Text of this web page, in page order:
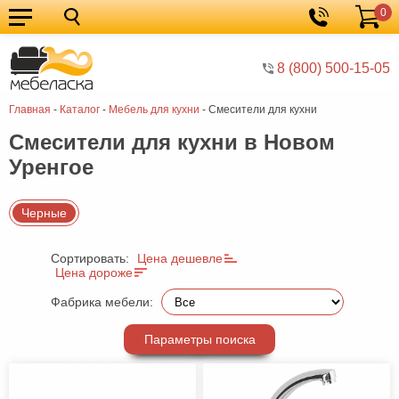
8 (800) 500-15-05
Корзина
0
Главная - Каталог - Мебель для кухни - Смесители для кухни
Кухонные
гарнитуры
Мебель
для
кухни
Мебель
для
спальни
Кровати
Шкафы
Диваны
Мягкая
Мебель
Смесители для кухни в Новом
Уренгое
Черные
Сортировать:
Цена дешевле
Цена дороже
Фабрика мебели:
Параметры поиска